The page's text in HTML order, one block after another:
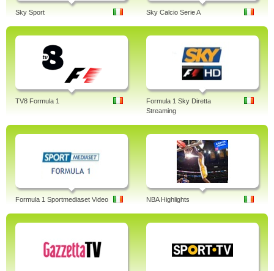
Sky Sport Sky Calcio Serie A
TV8 Formula 1
Formula 1 Sky Diretta
Streaming
Formula 1 Sportmediaset Video NBA Highlights